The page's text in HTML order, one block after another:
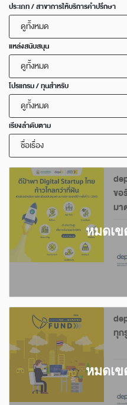
ประเภท / สาขาการให้บริการคำปรึกษา
ดูทั้งหมด
แหล่งสนับสนุน
ดูทั้งหมด
โปรแกรม / ทุนสำหรับ
ดูทั้งหมด
เรียงลำดับตาม
ชื่อเรื่อง
ขอ
มา
ทุก